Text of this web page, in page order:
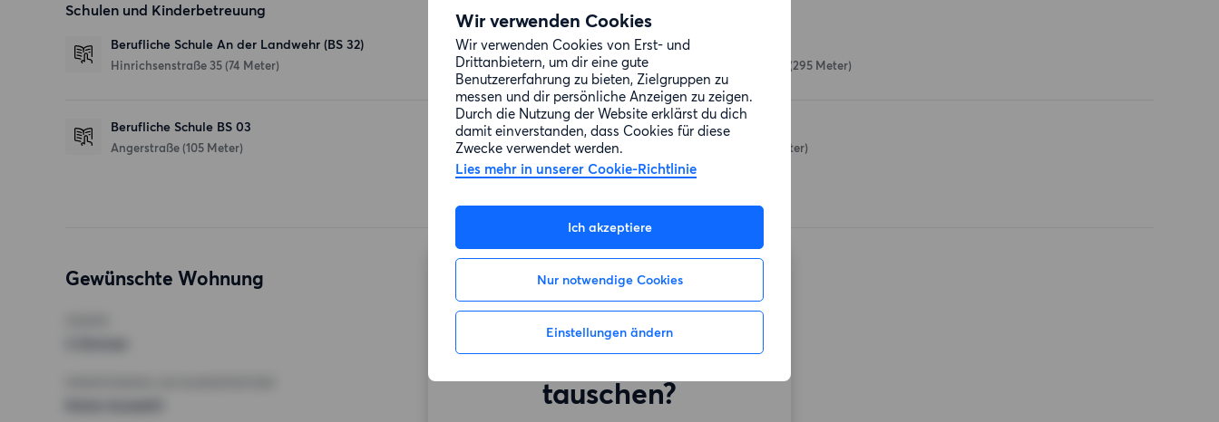
Wir verwenden Cookies
Wir verwenden Cookies von Erst- und
Drittanbietern, um dir eine gute
Benutzererfahrung zu bieten, Zielgruppen zu
messen und dir persönliche Anzeigen zu zeigen.
Durch die Nutzung der Website erklärst du dich
damit einverstanden, dass Cookies für diese
Zwecke verwendet werden.
Lies mehr in unserer Cookie-Richtlinie
Ich akzeptiere
Nur notwendige Cookies
Einstellungen ändern
Schulen und Kinderbetreuung
Berufliche Schule An der Landwehr (BS 32)
Hinrichsenstraße 35 (74 Meter)
Berufliche Schule BS 03
Angerstraße (105 Meter)
Einkaufsmöglichkeiten
Aldi
(295 Meter)
Penny
(349 Meter)
Gewünschte Wohnung
Möchtest du auch
deine
Mietwohnung
tauschen?